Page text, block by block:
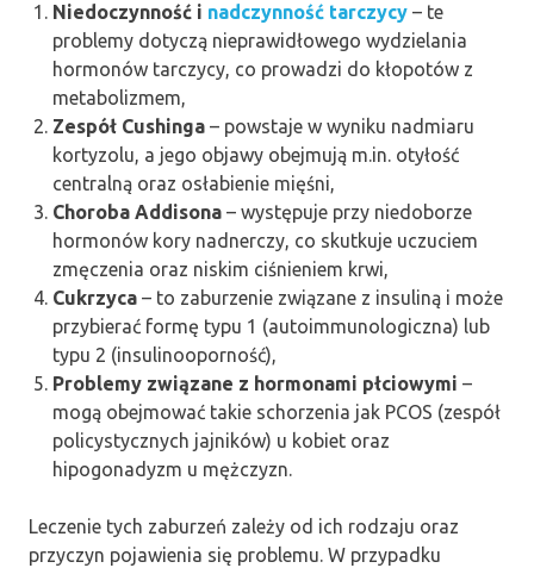
Niedoczynność i nadczynność tarczycy – te
problemy dotyczą nieprawidłowego wydzielania
hormonów tarczycy, co prowadzi do kłopotów z
metabolizmem,
Zespół Cushinga – powstaje w wyniku nadmiaru
kortyzolu, a jego objawy obejmują m.in. otyłość
centralną oraz osłabienie mięśni,
Choroba Addisona – występuje przy niedoborze
hormonów kory nadnerczy, co skutkuje uczuciem
zmęczenia oraz niskim ciśnieniem krwi,
Cukrzyca – to zaburzenie związane z insuliną i może
przybierać formę typu 1 (autoimmunologiczna) lub
typu 2 (insulinooporność),
Problemy związane z hormonami płciowymi –
mogą obejmować takie schorzenia jak PCOS (zespół
policystycznych jajników) u kobiet oraz
hipogonadyzm u mężczyzn.
Leczenie tych zaburzeń zależy od ich rodzaju oraz
przyczyn pojawienia się problemu. W przypadku